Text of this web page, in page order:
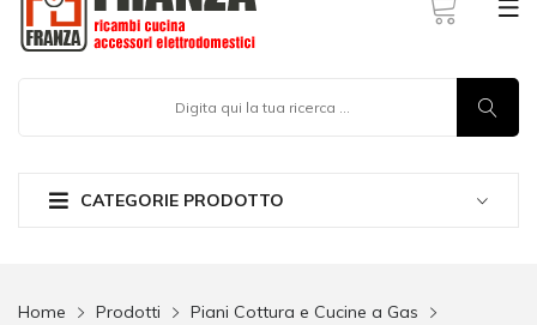
CATEGORIE PRODOTTO
Home Prodotti
Piani Cottura e Cucine a Gas